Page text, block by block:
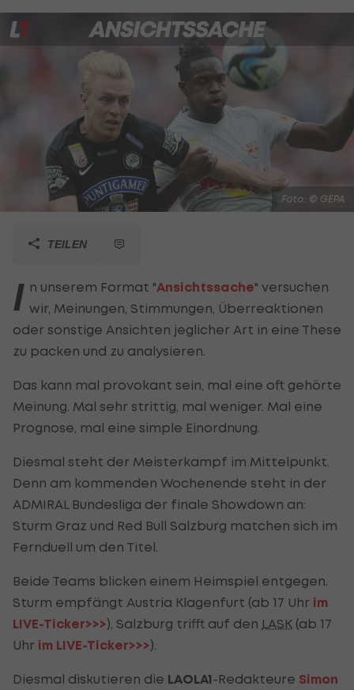
Foto: © GEPA
TEILEN
I n unserem Format "Ansichtssache" versuchen
wir, Meinungen, Stimmungen, Überreaktionen
oder sonstige Ansichten jeglicher Art in eine These
zu packen und zu analysieren.
Das kann mal provokant sein, mal eine oft gehörte
Meinung. Mal sehr strittig, mal weniger. Mal eine
Prognose, mal eine simple Einordnung.
Diesmal steht der Meisterkampf im Mittelpunkt.
Denn am kommenden Wochenende steht in der
ADMIRAL Bundesliga der finale Showdown an:
Sturm Graz und Red Bull Salzburg matchen sich im
Fernduell um den Titel.
Beide Teams blicken einem Heimspiel entgegen.
Sturm empfängt Austria Klagenfurt (ab 17 Uhr im
LIVE-Ticker>>>), Salzburg trifft auf den LASK (ab 17
Uhr im LIVE-Ticker>>>).
Diesmal diskutieren die LAOLA1-Redakteure Simon